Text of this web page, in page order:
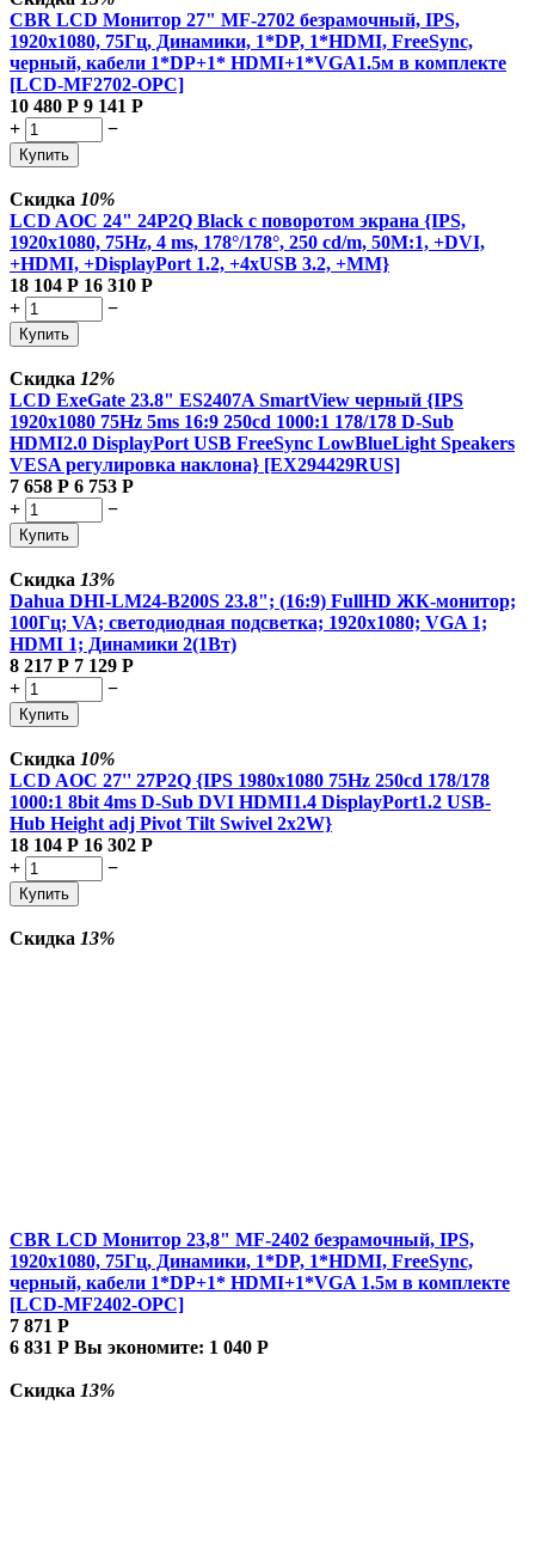
CBR LCD Монитор 27" MF-2702 безрамочный, IPS,
1920x1080, 75Гц, Динамики, 1*DP, 1*HDMI, FreeSync,
черный, кабели 1*DP+1* HDMI+1*VGA1.5м в комплекте
[LCD-MF2702-OPC]
10 480 Р 9 141 Р
+
−
Купить
Скидка 10%
LCD AOC 24" 24P2Q Black с поворотом экрана {IPS,
1920x1080, 75Hz, 4 ms, 178°/178°, 250 cd/m, 50M:1, +DVI,
+HDMI, +DisplayPort 1.2, +4xUSB 3.2, +MM}
18 104 Р 16 310 Р
+
−
Купить
Скидка 12%
LCD ExeGate 23.8" ES2407A SmartView черный {IPS
1920x1080 75Hz 5ms 16:9 250cd 1000:1 178/178 D-Sub
HDMI2.0 DisplayPort USB FreeSync LowBlueLight Speakers
VESA регулировка наклона} [EX294429RUS]
7 658 Р 6 753 Р
+
−
Купить
Скидка 13%
Dahua DHI-LM24-B200S 23.8"; (16:9) FullHD ЖК-монитор;
100Гц; VA; светодиодная подсветка; 1920x1080; VGA 1;
HDMI 1; Динамики 2(1Вт)
8 217 Р 7 129 Р
+
−
Купить
Скидка 10%
LCD AOC 27'' 27P2Q {IPS 1980x1080 75Hz 250cd 178/178
1000:1 8bit 4ms D-Sub DVI HDMI1.4 DisplayPort1.2 USB-
Hub Height adj Pivot Tilt Swivel 2x2W}
18 104 Р 16 302 Р
+
−
Купить
Скидка 13%
CBR LCD Монитор 23,8" MF-2402 безрамочный, IPS,
1920x1080, 75Гц, Динамики, 1*DP, 1*HDMI, FreeSync,
черный, кабели 1*DP+1* HDMI+1*VGA 1.5м в комплекте
[LCD-MF2402-OPC]
7 871 Р
6 831 Р Вы экономите: 1 040 Р
Скидка 13%